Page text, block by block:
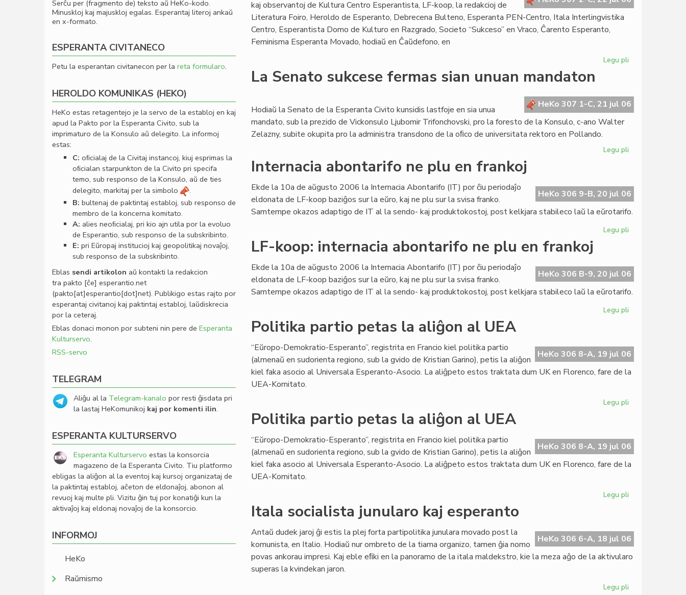
kaj observantoj de Kultura Centro Esperantista, LF-koop, la redakcioj de
Literatura Foiro, Heroldo de Esperanto, Debrecena Bulteno, Esperanta PEN-Centro, Itala Interlingvistika
Centro, Esperantista Domo de Kulturo en Razgrado, Societo “Sukceso” en Vraco, Ĉarento Esperanto,
Feminisma Esperanta Movado, hodiaŭ en Ĉaŭdefono, en
Legu pli
la
kreskon
La Senato sukcese fermas sian unuan mandaton
HeKo 307 1-C, 21 jul 06
Hodiaŭ la Senato de la Esperanta Civito kunsidis lastfoje en sia unua
mandato, sub la prezido de Vickonsulo Ljubomir Trifonchovski, pro la foresto de la Konsulo, c-ano Walter
Zelazny, subite okupita pro la administra transdono de la oﬁco de universitata rektoro en Pollando.
Legu pli
fermas
sian
unuan
Internacia abontarifo ne plu en frankoj
HeKo 306 9-B, 20 jul 06
Ekde la 10a de aŭgusto 2006 la Internacia Abontarifo (IT) por ĉiu periodaĵo
eldonata de LF-koop baziĝos sur la eŭro, kaj ne plu sur la svisa franko.
Samtempe okazos adaptigo de IT al la sendo- kaj produktokostoj, post kelkjara stabileco laŭ la eŭrotarifo.
Legu pli
plu
en
frankoj
LF-koop: internacia abontarifo ne plu en frankoj
HeKo 306 B-9, 20 jul 06
Ekde la 10a de aŭgusto 2006 la Internacia Abontarifo (IT) por ĉiu periodaĵo
eldonata de LF-koop baziĝos sur la eŭro, kaj ne plu sur la svisa franko.
Samtempe okazos adaptigo de IT al la sendo- kaj produktokostoj, post kelkjara stabileco laŭ la eŭrotarifo.
Legu pli
abontarifo
ne
plu
Politika partio petas la aliĝon al UEA
HeKo 306 8-A, 19 jul 06
“Eŭropo-Demokratio-Esperanto”, registrita en Francio kiel politika partio
(almenaŭ en sudorienta regiono, sub la gvido de Kristian Garino), petis la aliĝon
kiel faka asocio al Universala Esperanto-Asocio. La aliĝpeto estos traktata dum UK en Florenco, fare de la
UEA-Komitato.
Legu pli
la
aliĝon
al
Politika partio petas la aliĝon al UEA
HeKo 306 8-A, 19 jul 06
“Eŭropo-Demokratio-Esperanto”, registrita en Francio kiel politika partio
(almenaŭ en sudorienta regiono, sub la gvido de Kristian Garino), petis la aliĝon
kiel faka asocio al Universala Esperanto-Asocio. La aliĝpeto estos traktata dum UK en Florenco, fare de la
UEA-Komitato.
Legu pli
la
aliĝon
al
Itala socialista junularo kaj esperanto
HeKo 306 6-A, 18 jul 06
Antaŭ dudek jaroj ĝi estis la plej forta partipolitika junulara movado post la
komunista, en Italio. Hodiaŭ nur ombreto de la tiama organizo, tamen ĝia nomo
povas ankorau impresi. Kaj eble eﬁki en la panoramo de la itala maldekstro, kie la meza aĝo de la aktivularo
superas la kvindekan jaron.
Legu pli
Serĉu per (fragmento de) teksto aŭ HeKo-kodo.
Minuskloj kaj majuskloj egalas. Esperantaj literoj ankaŭ
en x-formato.
ESPERANTA CIVITANECO
Petu la esperantan civitanecon per la reta formularo.
HEROLDO KOMUNIKAS (HEKO)
HeKo estas retagentejo je la servo de la establoj en kaj
apud la Pakto por la Esperanta Civito, sub la
imprimaturo de la Konsulo aŭ delegito. La informoj
estas:
C: oﬁcialaj de la Civitaj instancoj, kiuj esprimas la
oﬁcialan starpunkton de la Civito pri specifa
temo, sub responso de la Konsulo, aŭ de ties
delegito, markitaj per la simbolo
.
B: bultenaj de paktintaj establoj, sub responso de
membro de la koncerna komitato.
A: alies neoﬁcialaj, pri kio ajn utila por la evoluo
de Esperantio, sub responso de la subskribinto.
E: pri Eŭropaj institucioj kaj geopolitikaj novaĵoj,
sub responso de la subskribinto.
Eblas sendi artikolon aŭ kontakti la redakcion
tra pakto [ĉe] esperantio.net
(pakto[at]esperantio[dot]net). Publikigo estas rajto por
esperantaj civitanoj kaj paktintaj establoj, laŭdiskrecia
por la ceteraj.
Eblas donaci monon por subteni nin pere de Esperanta
Kulturservo.
RSS-servo
TELEGRAM
Aliĝu al la Telegram-kanalo por resti ĝisdata pri
la lastaj HeKomunikoj kaj por komenti ilin.
ESPERANTA KULTURSERVO
Esperanta Kulturservo estas la konsorcia
magazeno de la Esperanta Civito. Tiu platformo
ebligas la aliĝon al la eventoj kaj kursoj organizataj de
la paktintaj establoj, aĉeton de eldonaĵoj, abonon al
revuoj kaj multe pli. Vizitu ĝin tuj por konatiĝi kun la
aktivaĵoj kaj eldonaj novaĵoj de la konsorcio.
INFORMOJ
HeKo
Raŭmismo